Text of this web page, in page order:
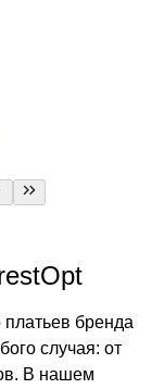
бренда
случая: от
В нашем